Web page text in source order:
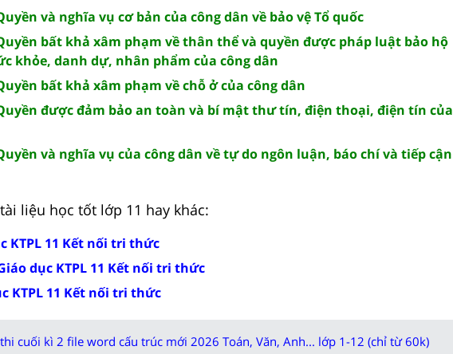
và nghĩa vụ cơ bản của công dân về bảo vệ Tổ quốc
Quyền bất khả xâm phạm về thân thể và quyền được pháp luật bảo hộ
khỏe, danh dự, nhân phẩm của công dân
bất khả xâm phạm về chỗ ở của công dân
Quyền được đảm bảo an toàn và bí mật thư tín, điện thoại, điện tín của
và nghĩa vụ của công dân về tự do ngôn luận, báo chí và tiếp cận
liệu học tốt lớp 11 hay khác:
KTPL 11 Kết nối tri thức
dục KTPL 11 Kết nối tri thức
KTPL 11 Kết nối tri thức
cuối kì 2 file word cấu trúc mới 2026 Toán, Văn, Anh... lớp 1-12 (chỉ từ 60k)